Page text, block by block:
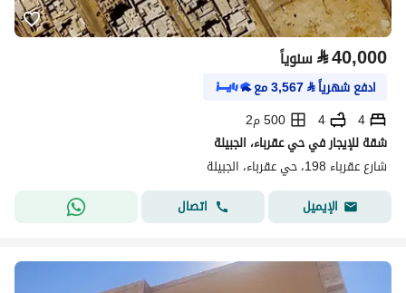
⃁40,000 سنوياً
ادفع شهرياً⃁
3,567مع
4
4
500 م2
شقة للإيجار في حي عقرباء، الجبيلة
شارع عقرباء 198، حي عقرباء، الجبيلة
الإيميل
اتصال